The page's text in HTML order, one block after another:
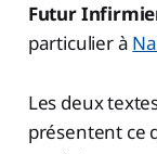
Futur
particulier à
Les deux
présentent ce